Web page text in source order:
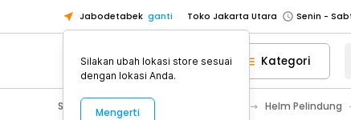
Jabodetabek ganti Toko Jakarta Utara
Toko Tangerang
Toko Cikupa
Pick n Go Jakarta Barat
Senin -
Pick n Go Bekasi
Senin - Jumat
Kategori
Sport & Outdoor Helm Pelindung
Silakan ubah lokasi store sesuai
dengan lokasi Anda.
Mengerti